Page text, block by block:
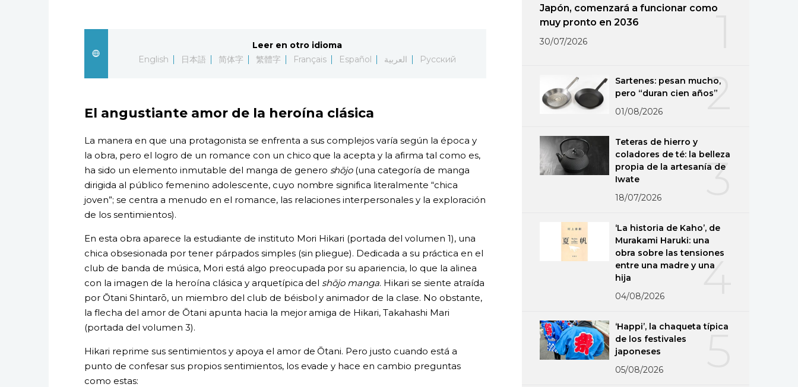
Leer en otro idioma
English
日本語 简体字 繁體字 Français Español العربية Русский
El angustiante amor de la heroína clásica
La manera en que una protagonista se enfrenta a sus complejos varía según la época y
la obra, pero el logro de un romance con un chico que la acepta y la afirma tal como es,
ha sido un elemento inmutable del manga de genero shōjo(una categoría de manga
dirigida al público femenino adolescente, cuyo nombre significa literalmente “chica
joven”; se centra a menudo en el romance, las relaciones interpersonales y la exploración
de los sentimientos).
En esta obra aparece la estudiante de instituto Mori Hikari (portada del volumen 1), una
chica obsesionada por tener párpados simples (sin pliegue). Dedicada a su práctica en el
club de banda de música, Mori está algo preocupada por su apariencia, lo que la alinea
con la imagen de la heroína clásica y arquetípica del shōjo manga. Hikari se siente atraída
por Ōtani Shintarō, un miembro del club de béisbol y animador de la clase. No obstante,
la flecha del amor de Ōtani apunta hacia la mejor amiga de Hikari, Takahashi Mari
(portada del volumen 3).
Hikari reprime sus sentimientos y apoya el amor de Ōtani. Pero justo cuando está a
punto de confesar sus propios sentimientos, los evade y hace en cambio preguntas
como estas:
Japón, comenzará a funcionar como
muy pronto en 2036
30/07/2026
2
Sartenes: pesan mucho,
pero “duran cien años”
01/08/2026
3
Teteras de hierro y
coladores de té: la belleza
propia de la artesanía de
Iwate
18/07/2026
4
‘La historia de Kaho’, de
Murakami Haruki: una
obra sobre las tensiones
entre una madre y una
hija
04/08/2026
5
‘Happi’, la chaqueta típica
de los festivales
japoneses
05/08/2026